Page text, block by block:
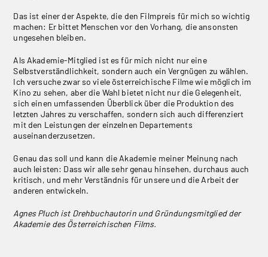
Das ist einer der Aspekte, die den Filmpreis für mich so wichtig
machen: Er bittet Menschen vor den Vorhang, die ansonsten
ungesehen bleiben.
Als Akademie-Mitglied ist es für mich nicht nur eine
Selbstverständlichkeit, sondern auch ein Vergnügen zu wählen.
Ich versuche zwar so viele österreichische Filme wie möglich im
Kino zu sehen, aber die Wahl bietet nicht nur die Gelegenheit,
sich einen umfassenden Überblick über die Produktion des
letzten Jahres zu verschaffen, sondern sich auch differenziert
mit den Leistungen der einzelnen Departements
auseinanderzusetzen.
Genau das soll und kann die Akademie meiner Meinung nach
auch leisten: Dass wir alle sehr genau hinsehen, durchaus auch
kritisch, und mehr Verständnis für unsere und die Arbeit der
anderen entwickeln.
Agnes Pluch ist Drehbuchautorin und Gründungsmitglied der
Akademie des Österreichischen Films.